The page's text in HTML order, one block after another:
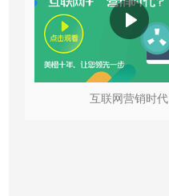
互联网营销时代